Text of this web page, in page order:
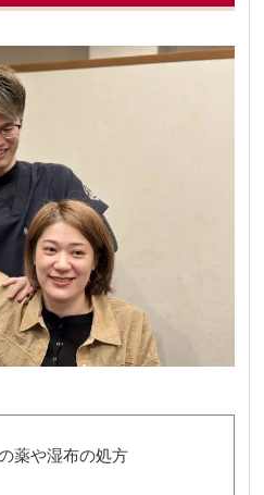
薬や湿布の処方